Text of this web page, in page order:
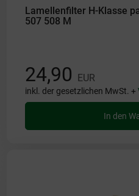
Lamellenfilter H-Klasse
507 508 M
24,90 EUR
inkl. der gesetzlichen MwSt. +
In den